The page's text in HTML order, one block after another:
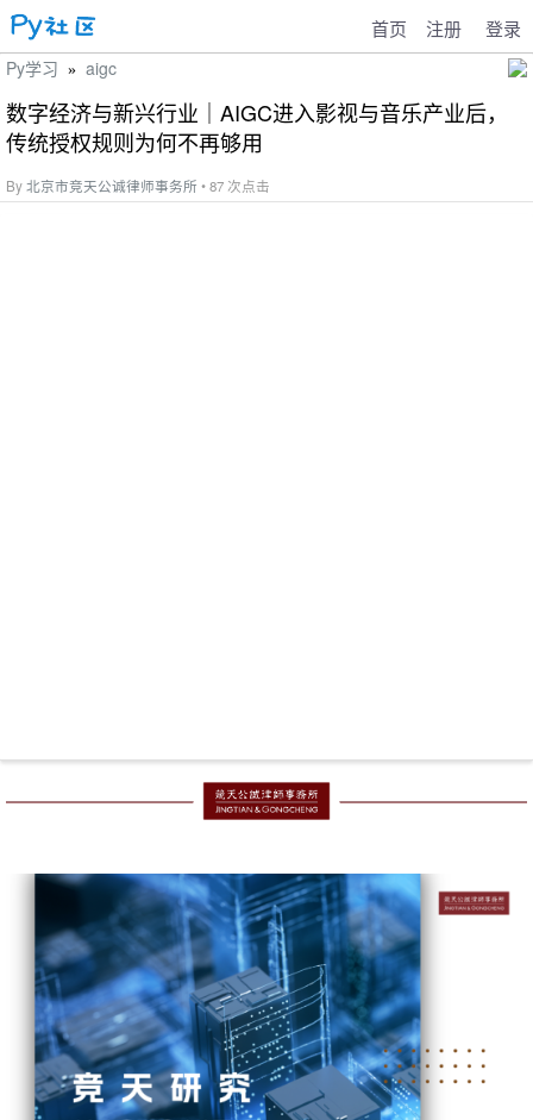
首页 注册 登录
Py学习 » aigc
数字经济与新兴行业｜AIGC进入影视与音乐产业后，
传统授权规则为何不再够用
By北京市竞天公诚律师事务所 • 87 次点击